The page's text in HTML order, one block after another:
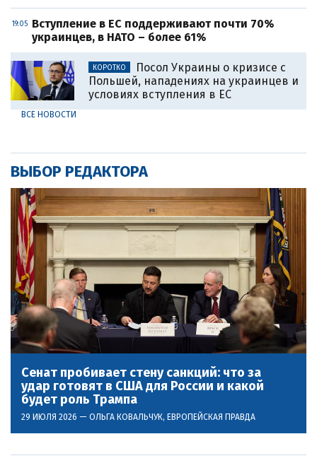
19:05 Вступление в ЕС поддерживают почти 70%
украинцев, в НАТО – более 61%
КОРОТКО
Посол Украины о кризисе с
Польшей, нападениях на украинцев и
условиях вступления в ЕС
ВСЕ НОВОСТИ
ВЫБОР РЕДАКТОРА
Сенат пробивает стену санкций: что за
удар готовят в США для России и какой
будет роль Трампа
29 ИЮЛЯ 2026 — ОЛЬГА КОВАЛЬЧУК, ЕВРОПЕЙСКАЯ ПРАВДА